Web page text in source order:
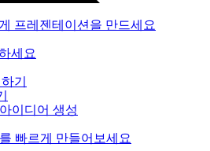
프레젠테이션을 만드세요
세요
기
이디어 생성
빠르게 만들어보세요